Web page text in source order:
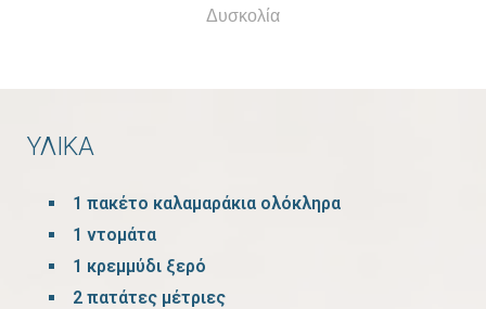
Δυσκολία
ΥΛΙΚΑ
1 πακέτο καλαμαράκια ολόκληρα
1 ντομάτα
1 κρεμμύδι ξερό
2 πατάτες μέτριες